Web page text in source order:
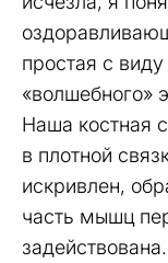
простая с
«волшебного»
Наша костная
в плотной
искривлен,
часть мышц